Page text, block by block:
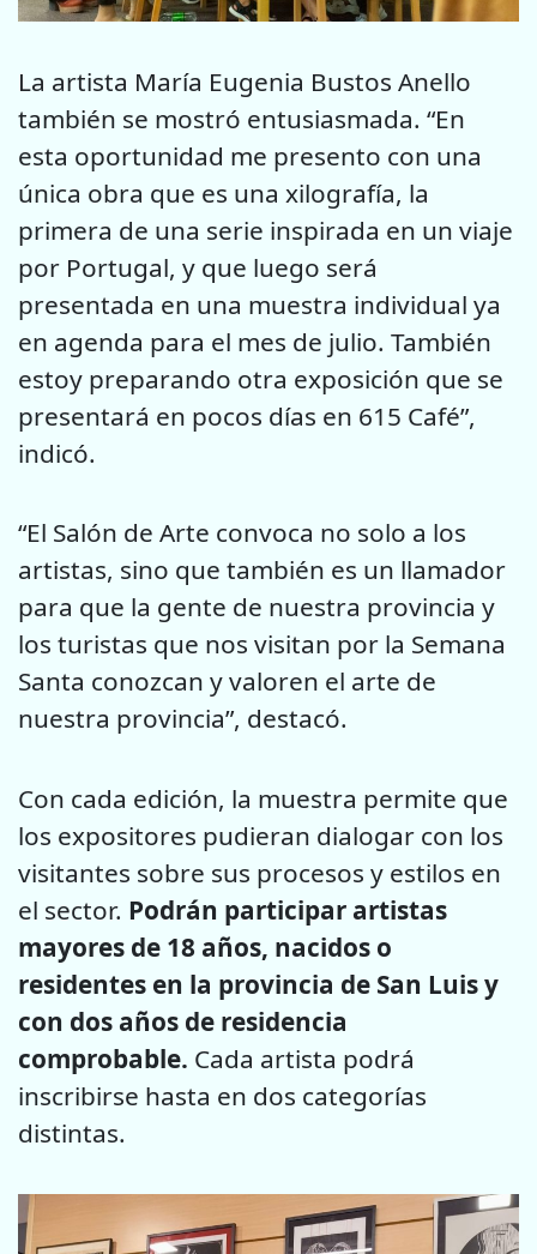
La artista María Eugenia Bustos Anello
también se mostró entusiasmada. “En
esta oportunidad me presento con una
única obra que es una xilografía, la
primera de una serie inspirada en un viaje
por Portugal, y que luego será
presentada en una muestra individual ya
en agenda para el mes de julio. También
estoy preparando otra exposición que se
presentará en pocos días en 615 Café”,
indicó.
“El Salón de Arte convoca no solo a los
artistas, sino que también es un llamador
para que la gente de nuestra provincia y
los turistas que nos visitan por la Semana
Santa conozcan y valoren el arte de
nuestra provincia”, destacó.
Con cada edición, la muestra permite que
los expositores pudieran dialogar con los
visitantes sobre sus procesos y estilos en
el sector. Podrán participar artistas
mayores de 18 años, nacidos o
residentes en la provincia de San Luis y
con dos años de residencia
comprobable. Cada artista podrá
inscribirse hasta en dos categorías
distintas.